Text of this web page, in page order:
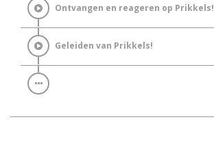
Ontvangen en reageren op Prikkels!
Geleiden van Prikkels!